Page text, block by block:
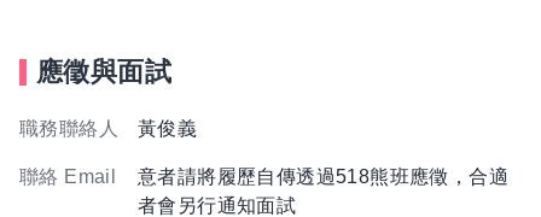
應徵與面試
職務聯絡人 黃俊義
聯絡 Email
意者請將履歷自傳透過518熊班應徵，合適
者會另行通知面試